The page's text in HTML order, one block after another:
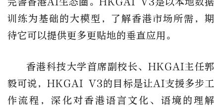
训练为基础的大模型，了解香港市场所需，期
待它可以提供更多更贴地的垂直应用。
香港科技大学首席副校长、HKGAI主任郭
毅可说，HKGAI V3的目标是让AI支援多步工
作流程，深化对香港语言文化、语境的理解